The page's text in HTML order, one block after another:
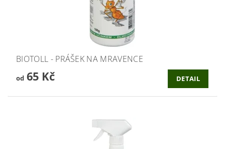
BIOTOLL - PRÁŠEK NA MRAVENCE
od65 Kč DETAIL